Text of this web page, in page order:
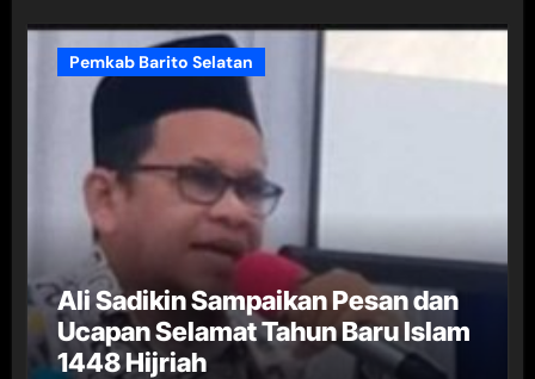
Pemkab Barito Selatan
Ali Sadikin Sampaikan Pesan dan
Ucapan Selamat Tahun Baru Islam
1448 Hijriah